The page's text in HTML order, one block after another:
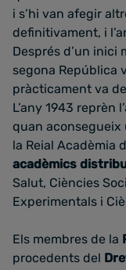
i s’hi van afegir
definitivament, i
Després d’un
segona República
pràcticament va
L’any 1943 reprèn
quan
la Reial Acadèmia
acadèmics
Salut, Ciències
Experimentals i
Els membres de la
procedents del